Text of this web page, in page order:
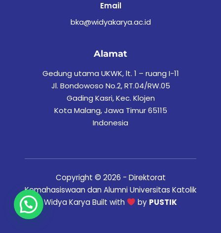
Email
bka@widyakarya.ac.id
Alamat
Gedung utama UKWK, lt. 1 – ruang I-11
Jl. Bondowoso No.2, RT.04/RW.05
Gading Kasri, Kec. Klojen
Kota Malang, Jawa Timur 65115
Indonesia
Copyright © 2026 - Direktorat
Kemahasiswaan dan Alumni Universitas Katolik
Widya Karya Built with
by PUSTIK